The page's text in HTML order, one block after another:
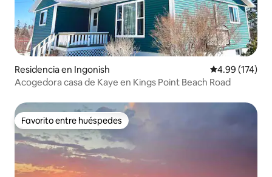
Residencia en Ingonish Calificación
4.99 (174)
Acogedora casa de Kaye en Kings Point Beach Road
Favorito entre huéspedes
Favorito entre huéspedes